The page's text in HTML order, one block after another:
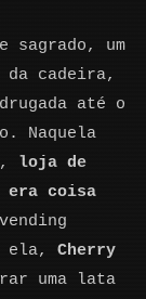
um
da cadeira,
até o
Naquela
loja de
era coisa
ela, Cherry
uma lata